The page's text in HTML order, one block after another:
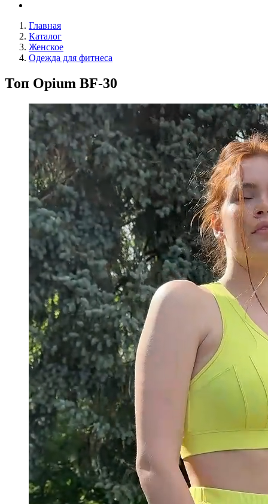
Главная
Каталог
Женское
Одежда для фитнеса
Топ Opium BF-30